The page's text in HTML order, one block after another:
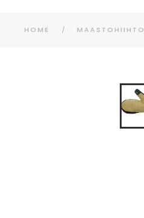
HOME MAASTOHIIHTO